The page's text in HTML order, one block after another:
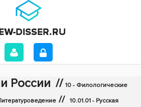
России // 10 - Филологические
// 10.01.01 - Русская